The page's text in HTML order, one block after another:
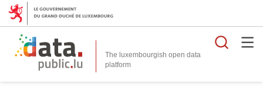
The luxembourgish open data
platform